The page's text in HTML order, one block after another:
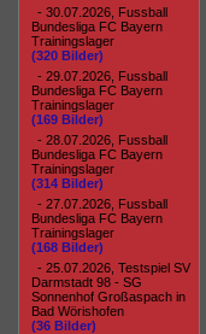
- 30.07.2026, Fussball
Bundesliga FC Bayern
Trainingslager
(320 Bilder)
- 29.07.2026, Fussball
Bundesliga FC Bayern
Trainingslager
(169 Bilder)
- 28.07.2026, Fussball
Bundesliga FC Bayern
Trainingslager
(314 Bilder)
- 27.07.2026, Fussball
Bundesliga FC Bayern
Trainingslager
(168 Bilder)
- 25.07.2026, Testspiel SV
Darmstadt 98 - SG
Sonnenhof Großaspach in
Bad Wörishofen
(36 Bilder)